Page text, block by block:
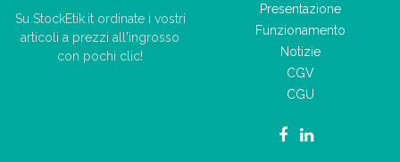
Su StockEtik.it ordinate i vostri
articoli a prezzi all'ingrosso
con pochi clic!
Presentazione
Funzionamento
Notizie
CGV
CGU